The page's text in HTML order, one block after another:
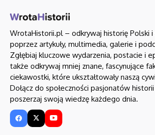
WrotaHistorii.pl – odkrywaj historię Polski i
poprzez artykuły, multimedia, galerie i
Zgłębiaj kluczowe wydarzenia, postacie i
także odkrywaj mniej znane, fascynujące
ciekawostki, które ukształtowały naszą
Dołącz do społeczności pasjonatów historii
poszerzaj swoją wiedzę każdego dnia.